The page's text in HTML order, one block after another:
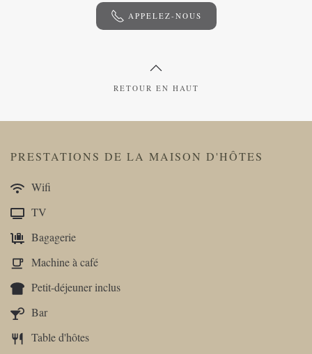
APPELEZ-NOUS
RETOUR EN HAUT
PRESTATIONS DE LA MAISON D'HÔTES
Wifi
TV
Bagagerie
Machine à café
Petit-déjeuner inclus
Bar
Table d'hôtes